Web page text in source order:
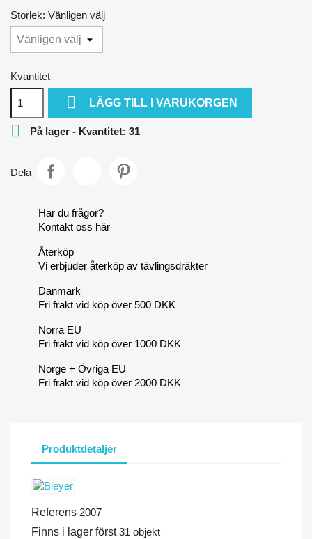
Storlek: Vänligen välj
Kvantitet
 LÄGG TILL I VARUKORGEN
 På lager - Kvantitet: 31
Dela
Har du frågor?
Kontakt oss här
Återköp
Vi erbjuder återköp av tävlingsdräkter
Danmark
Fri frakt vid köp över 500 DKK
Norra EU
Fri frakt vid köp över 1000 DKK
Norge + Övriga EU
Fri frakt vid köp över 2000 DKK
Produktdetaljer
Referens 2007
Finns i lager först 31 objekt